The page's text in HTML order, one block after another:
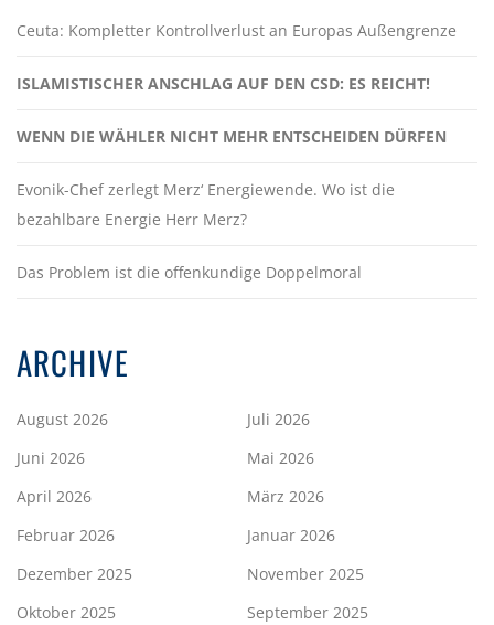
Ceuta: Kompletter Kontrollverlust an Europas Außengrenze
ISLAMISTISCHER ANSCHLAG AUF DEN CSD: ES REICHT!
WENN DIE WÄHLER NICHT MEHR ENTSCHEIDEN DÜRFEN
Evonik-Chef zerlegt Merz‘ Energiewende. Wo ist die
bezahlbare Energie Herr Merz?
Das Problem ist die offenkundige Doppelmoral
ARCHIVE
August 2026
Juli 2026
Juni 2026
Mai 2026
April 2026
März 2026
Februar 2026
Januar 2026
Dezember 2025
November 2025
Oktober 2025
September 2025